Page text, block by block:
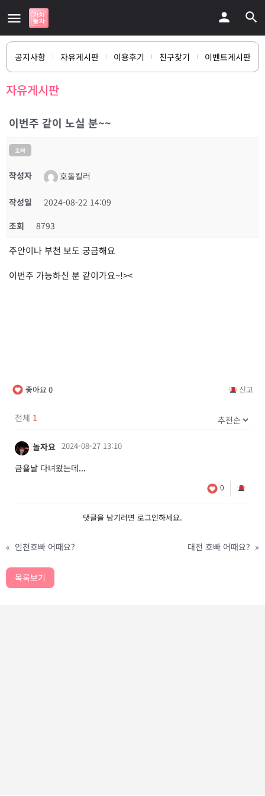
공지사항 자유게시판 이용후기 친구찾기 이벤트게시판
자유게시판
이번주 같이 노실 분~~
호빠
작성자 호돌킬러
작성일
2024-08-22 14:09
조회
8793
주안이나 부천 보도 궁금해요
이번주 가능하신 분 같이가요~!><
좋아요0 신고
전체 1
놀자요 2024-08-27 13:10
금욜날 다녀왔는데...
0
댓글을 남기려면 로그인하세요.
« 인천호빠 어때요? 대전 호빠 어때요? »
목록보기